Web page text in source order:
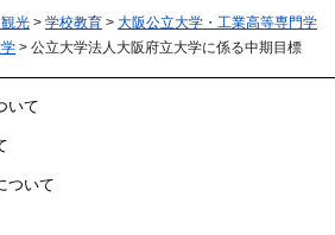
光 > 学校教育 > 大阪公立大学・工業高等専門学
> 公立大学法人大阪府立大学に係る中期目標
いて
ついて